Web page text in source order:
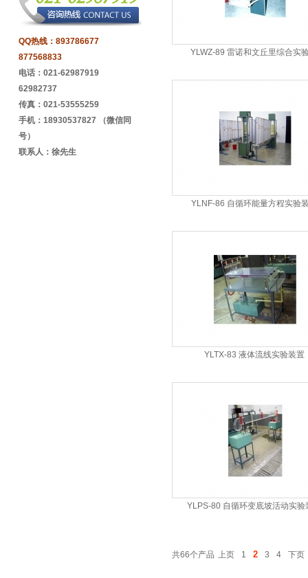
YLWZ-89 雷诺和文丘里综合实
YLNF-86 自循环能量方程实验
YLTX-83 液体流线实验装置
YLPS-80 自循环变底坡活动实验
共66个产品 上页 1 2 3 4 下页
QQ热线： 893786677
877568833
电话：021-62987919
62982737
传真：021-53555259
手机：18930537827 （微信同
号）
联系人：徐先生